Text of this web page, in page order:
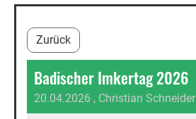
Zurück
Badischer Imkertag 2026
20.04.2026 , Christian Schneider